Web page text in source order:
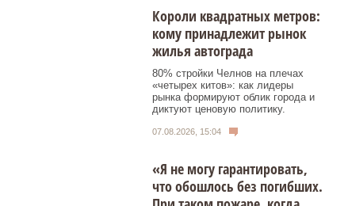
Короли квадратных метров:
кому принадлежит рынок
жилья автограда
80% стройки Челнов на плечах
«четырех китов»: как лидеры
рынка формируют облик города и
диктуют ценовую политику.
07.08.2026, 15:04
«Я не могу гарантировать,
что обошлось без погибших.